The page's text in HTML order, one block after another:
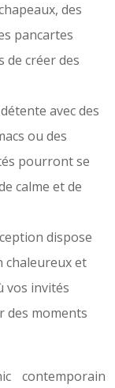
des
pancartes
de créer des
avec des
ou des
pourront se
calme et de
dispose
chaleureux et
vos invités
des moments
contemporain